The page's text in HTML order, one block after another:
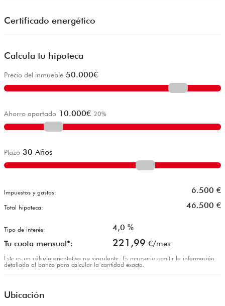
Certificado energético
Calcula tu hipoteca
Precio del inmueble 50.000€
Ahorro aportado 10.000€ 20%
Plazo 30 Años
Impuestos y gastos: 6.500 €
Total hipoteca: 46.500 €
Tipo de interés: 4,0 %
Tu cuota mensual*:
221,99 €/mes
Este es un cálculo orientativo no vinculante. Es necesario remitir la información
detallada al banco para calcular la cantidad exacta.
Ubicación